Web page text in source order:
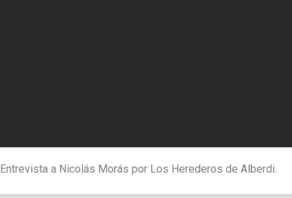
Entrevista a Nicolás Morás por Los Herederos de Alberdi.